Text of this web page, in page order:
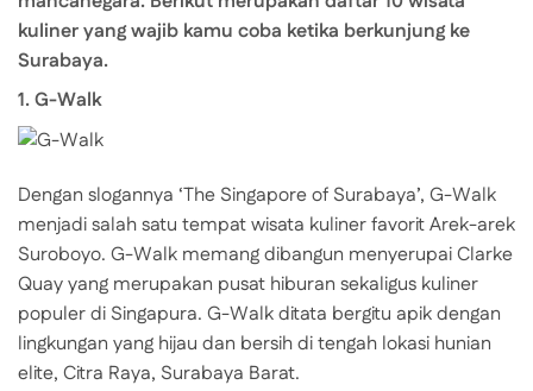
kuliner yang wajib kamu coba ketika berkunjung ke
Surabaya.
1. G-Walk
Dengan slogannya ‘The Singapore of Surabaya’, G-Walk
menjadi salah satu tempat wisata kuliner favorit Arek-arek
Suroboyo. G-Walk memang dibangun menyerupai Clarke
Quay yang merupakan pusat hiburan sekaligus kuliner
populer di Singapura. G-Walk ditata bergitu apik dengan
lingkungan yang hijau dan bersih di tengah lokasi hunian
elite, Citra Raya, Surabaya Barat.